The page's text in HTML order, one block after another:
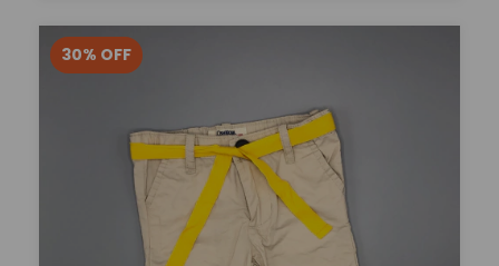
30% OFF